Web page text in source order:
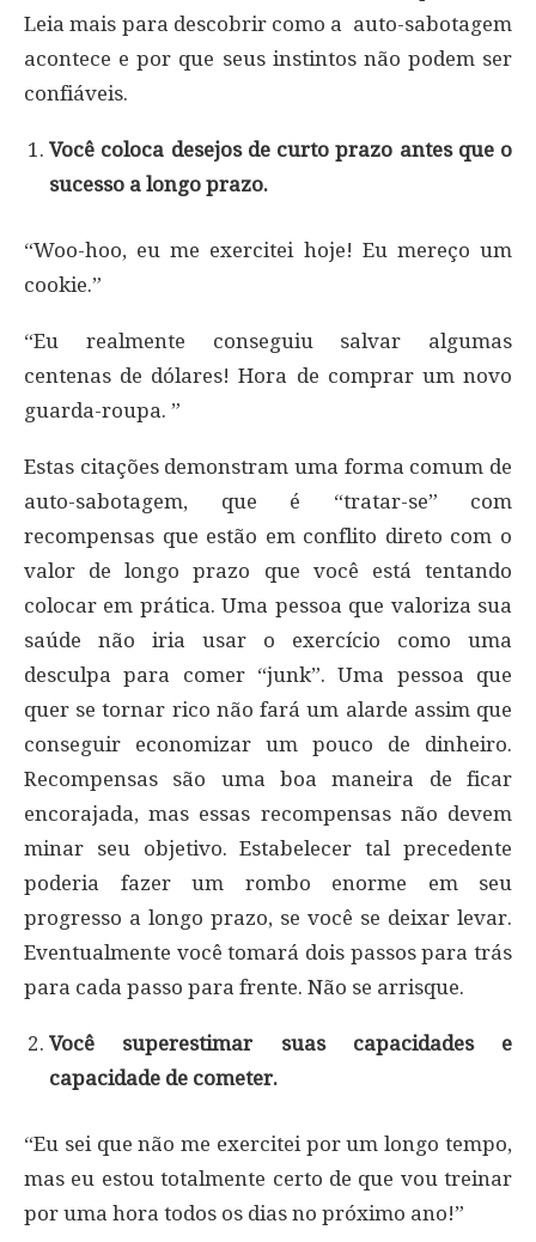
Leia mais para descobrir como a auto-sabotagem
acontece e por que seus instintos não podem ser
confiáveis.
Você coloca desejos de curto prazo antes que o
sucesso a longo prazo.
“Woo-hoo, eu me exercitei hoje! Eu mereço um
cookie.”
“Eu realmente conseguiu salvar algumas
centenas de dólares! Hora de comprar um novo
guarda-roupa. ”
Estas citações demonstram uma forma comum de
auto-sabotagem, que é “tratar-se” com
recompensas que estão em conflito direto com o
valor de longo prazo que você está tentando
colocar em prática. Uma pessoa que valoriza sua
saúde não iria usar o exercício como uma
desculpa para comer “junk”. Uma pessoa que
quer se tornar rico não fará um alarde assim que
conseguir economizar um pouco de dinheiro.
Recompensas são uma boa maneira de ficar
encorajada, mas essas recompensas não devem
minar seu objetivo. Estabelecer tal precedente
poderia fazer um rombo enorme em seu
progresso a longo prazo, se você se deixar levar.
Eventualmente você tomará dois passos para trás
para cada passo para frente. Não se arrisque.
Você superestimar suas capacidades e
capacidade de cometer.
“Eu sei que não me exercitei por um longo tempo,
mas eu estou totalmente certo de que vou treinar
por uma hora todos os dias no próximo ano!”